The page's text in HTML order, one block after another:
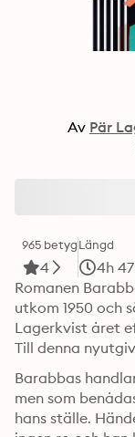
Av Pär
965 betyg
4
Längd
4h
Romanen
utkom 1950 och
Lagerkvist året
Till denna
Barabbas
men som
hans ställe.